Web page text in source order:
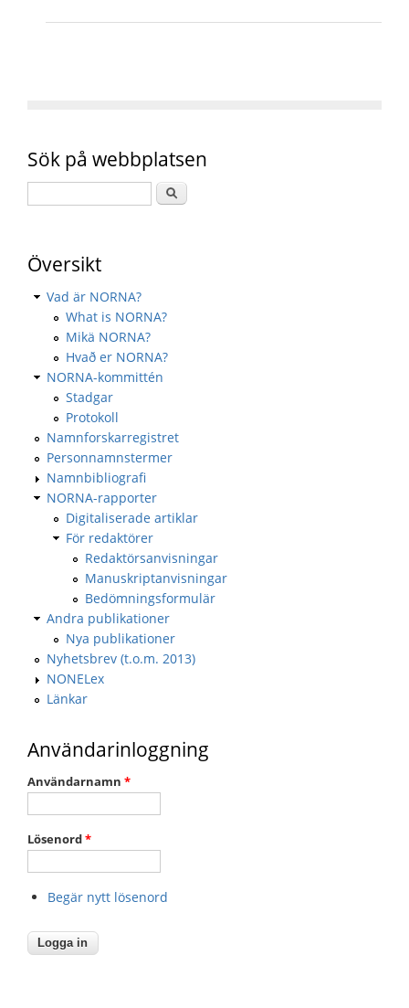
Sök på webbplatsen
Översikt
Vad är NORNA?
What is NORNA?
Mikä NORNA?
Hvað er NORNA?
NORNA-kommittén
Stadgar
Protokoll
Namnforskarregistret
Personnamnstermer
Namnbibliografi
NORNA-rapporter
Digitaliserade artiklar
För redaktörer
Redaktörsanvisningar
Manuskriptanvisningar
Bedömningsformulär
Andra publikationer
Nya publikationer
Nyhetsbrev (t.o.m. 2013)
NONELex
Länkar
Användarinloggning
Användarnamn *
Lösenord*
Begär nytt lösenord